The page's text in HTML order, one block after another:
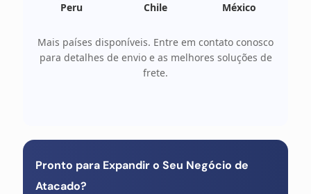
Peru Chile México
Mais países disponíveis. Entre em contato conosco
para detalhes de envio e as melhores soluções de
frete.
Pronto para Expandir o Seu Negócio de
Atacado?